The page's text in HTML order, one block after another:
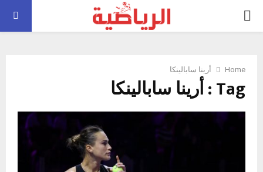
PRIMARY
Home أرينا سابالينكا
Tag : أرينا سابالينكا